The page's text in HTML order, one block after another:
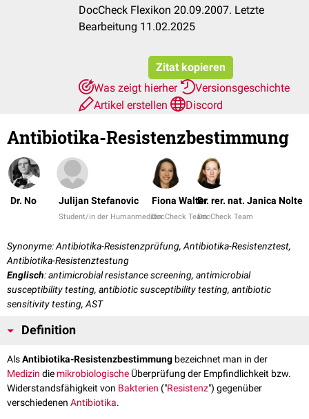
DocCheck Flexikon 20.09.2007. Letzte
Bearbeitung 11.02.2025
Zitat kopieren
Was zeigt hierher
Versionsgeschichte
Artikel erstellen
Discord
Antibiotika-Resistenzbestimmung
Dr. No Julijan Stefanovic
Student/in der Humanmedizin
Fiona Walter
DocCheck Team
Dr. rer. nat. Janica Nolte
DocCheck Team
Synonyme: Antibiotika-Resistenzprüfung, Antibiotika-Resistenztest,
Antibiotika-Resistenztestung
Englisch: antimicrobial resistance screening, antimicrobial
susceptibility testing, antibiotic susceptibility testing, antibiotic
sensitivity testing, AST
Definition
AlsAntibiotika-Resistenzbestimmung bezeichnet man in der
Medizin die mikrobiologische Überprüfung der Empfindlichkeit bzw.
Widerstandsfähigkeit von Bakterien ("Resistenz") gegenüber
verschiedenen Antibiotika.